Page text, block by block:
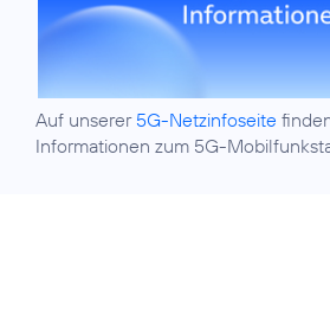
Auf unserer 5G-Netzinfoseite
Informationen zum 5G-